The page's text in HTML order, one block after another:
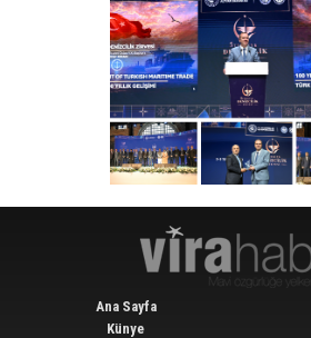
Ana Sayfa
Künye